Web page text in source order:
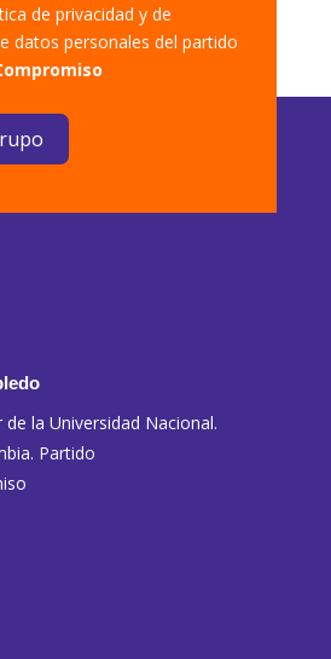
de privacidad y de
datos personales del partido
la Universidad Nacional.
Partido